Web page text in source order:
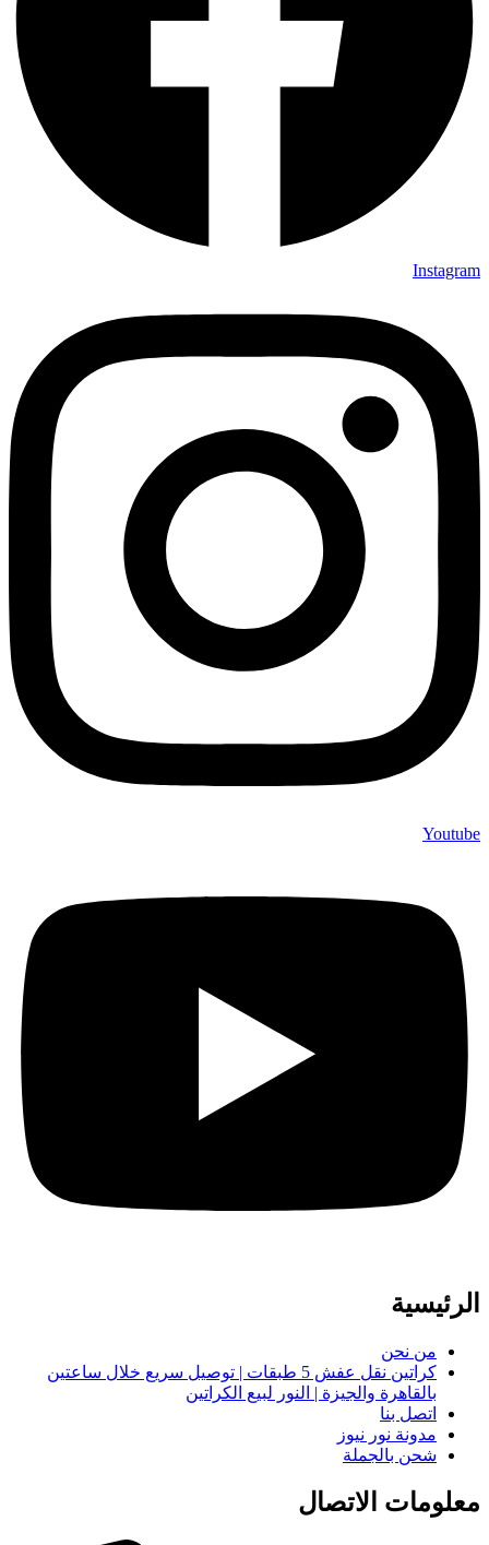
Instagram
Youtube
الرئيسية
من نحن
كراتين نقل عفش 5 طبقات | توصيل سريع خلال ساعتين
بالقاهرة والجيزة | النور لبيع الكراتين
اتصل بنا
مدونة نور نيوز
شحن بالجملة
معلومات الاتصال